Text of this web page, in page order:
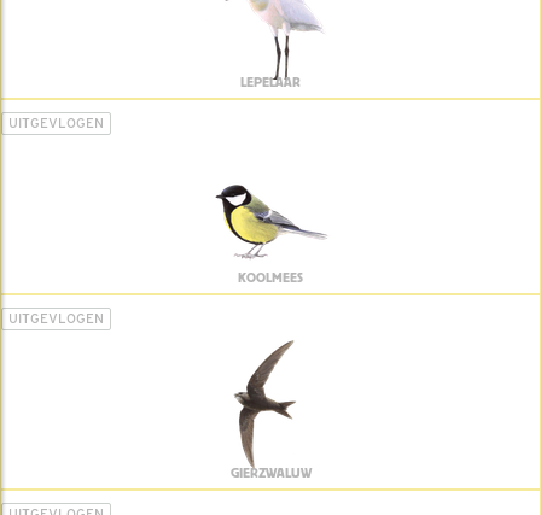
LEPELAAR
UITGEVLOGEN
KOOLMEES
UITGEVLOGEN
GIERZWALUW